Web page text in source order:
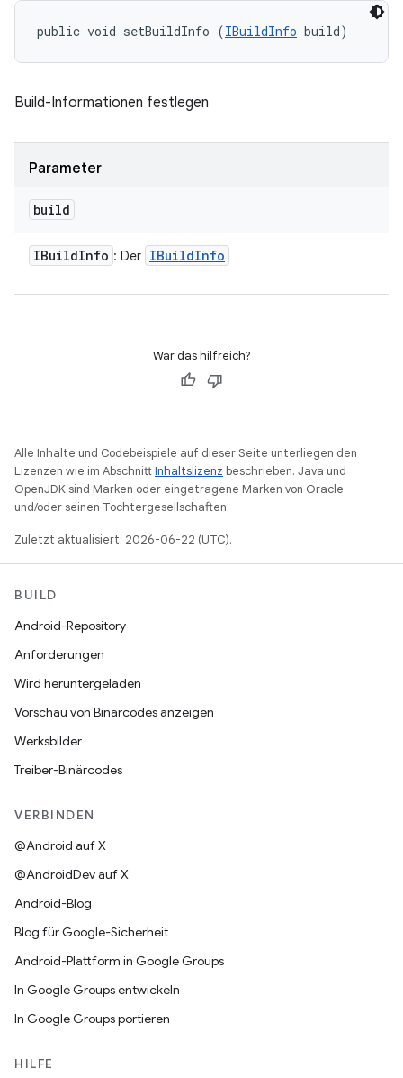
public void setBuildInfo (IBuildInfo build)
Build-Informationen festlegen
Parameter
build
IBuildInfo : Der IBuildInfo
War das hilfreich?
Alle Inhalte und Codebeispiele auf dieser Seite unterliegen den
Lizenzen wie im AbschnittInhaltslizenz beschrieben. Java und
OpenJDK sind Marken oder eingetragene Marken von Oracle
und/oder seinen Tochtergesellschaften.
Zuletzt aktualisiert: 2026-06-22 (UTC).
BUILD
Android-Repository
Anforderungen
Wird heruntergeladen
Vorschau von Binärcodes anzeigen
Werksbilder
Treiber-Binärcodes
VERBINDEN
@Android auf X
@AndroidDev auf X
Android-Blog
Blog für Google-Sicherheit
Android-Plattform in Google Groups
In Google Groups entwickeln
In Google Groups portieren
HILFE